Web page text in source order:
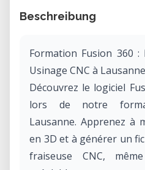
Beschreibung
Formation Fusion 360
Usinage CNC à Lausanne
Découvrez le logiciel
lors de notre
Lausanne. Apprenez à
en 3D et à générer un
fraiseuse CNC,